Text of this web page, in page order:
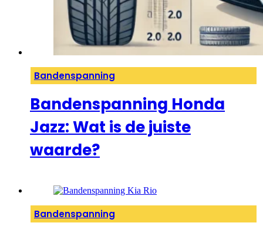
Bandenspanning
Bandenspanning Honda
Jazz: Wat is de juiste
waarde?
Bandenspanning